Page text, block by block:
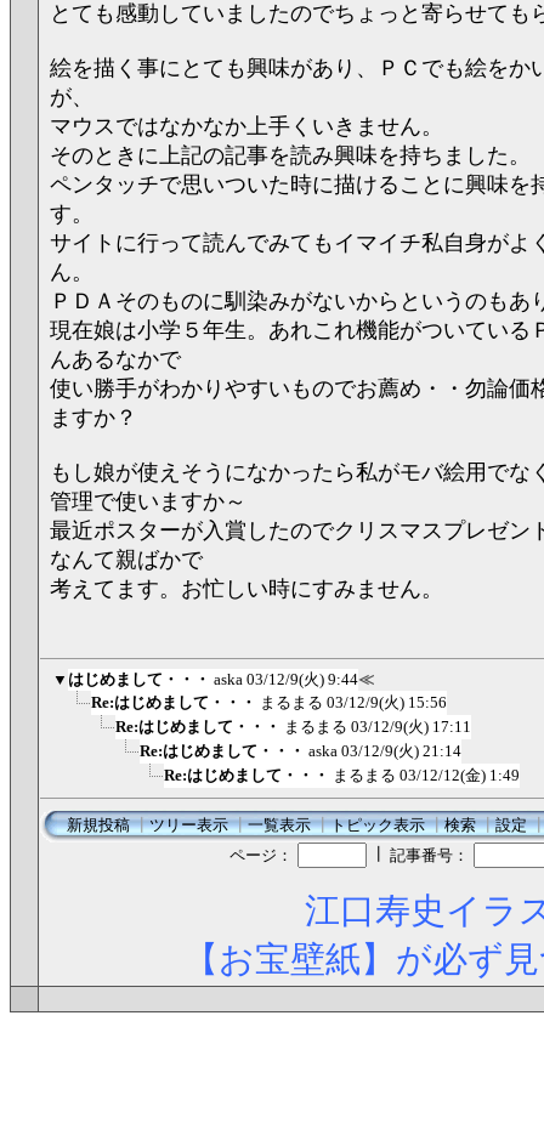
とても感動していましたのでちょっと寄らせても
絵を描く事にとても興味があり、ＰＣでも絵をか
が、
マウスではなかなか上手くいきません。
そのときに上記の記事を読み興味を持ちました。
ペンタッチで思いついた時に描けることに興味を
す。
サイトに行って読んでみてもイマイチ私自身がよ
ん。
ＰＤＡそのものに馴染みがないからというのもあ
現在娘は小学５年生。あれこれ機能がついている
んあるなかで
使い勝手がわかりやすいものでお薦め・・勿論価
ますか？
もし娘が使えそうになかったら私がモバ絵用でな
管理で使いますか～
最近ポスターが入賞したのでクリスマスプレゼン
なんて親ばかで
考えてます。お忙しい時にすみません。
▼ はじめまして・・・ aska 03/12/9(火) 9:44≪
Re:はじめまして・・・ まるまる 03/12/9(火) 15:56
Re:はじめまして・・・ まるまる 03/12/9(火) 17:11
Re:はじめまして・・・ aska 03/12/9(火) 21:14
Re:はじめまして・・・ まるまる 03/12/12(金) 1:49
新規投稿┃ツリー表示┃一覧表示┃トピック表示┃検索┃設定
ページ：
記事番号：
江口寿史イラ
【お宝壁紙】が必ず